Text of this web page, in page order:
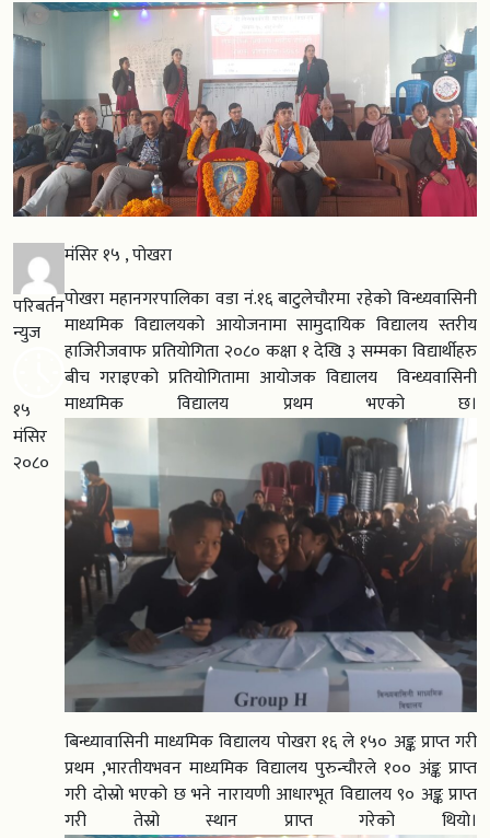
परिबर्तन
न्युज
१५
मंसिर
२०८०
मंसिर १५ , पोखरा
पोखरा महानगरपालिका वडा नं.१६ बाटुलेचौरमा रहेको विन्ध्यवासिनी
माध्यमिक विद्यालयको आयोजनामा सामुदायिक विद्यालय स्तरीय
हाजिरीजवाफ प्रतियोगिता २०८० कक्षा १ देखि ३ सम्मका विद्यार्थीहरु
बीच गराइएको प्रतियोगितामा आयोजक विद्यालय विन्ध्यवासिनी
माध्यमिक विद्यालय प्रथम भएको छ।
बिन्ध्यावासिनी माध्यमिक विद्यालय पोखरा १६ ले १५० अङ्क प्राप्त गरी
प्रथम ,भारतीयभवन माध्यमिक विद्यालय पुरुन्चौरले १०० अंङ्क प्राप्त
गरी दोस्रो भएको छ भने नारायणी आधारभूत विद्यालय ९० अङ्क प्राप्त
गरी तेस्रो स्थान प्राप्त गरेको थियो।